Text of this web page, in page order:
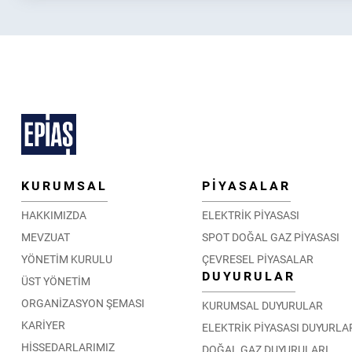
KURUMSAL
HAKKIMIZDA
MEVZUAT
YÖNETİM KURULU
ÜST YÖNETİM
ORGANİZASYON ŞEMASI
KARİYER
HİSSEDARLARIMIZ
PİYASALAR
ELEKTRİK PİYASASI
SPOT DOĞAL GAZ PİYASASI
ÇEVRESEL PİYASALAR
DUYURULAR
KURUMSAL DUYURULAR
ELEKTRİK PİYASASI